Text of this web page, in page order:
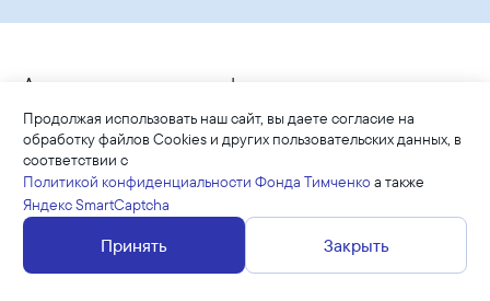
Академия кинематографического и театрального
искусства Н.С. Михалковаподводит итоги
целевой региональной программы,
проводившейся в регионах России при
поддержке Благотворительного фонда Елены и
Геннадия Тимченко. Программа проходила в
рамках приёмной кампании, и её основной целью
стало содействие профессиональному росту
Продолжая использовать наш сайт, вы даете согласие на
обработку файлов Cookies и других пользовательских данных, в
соответствии с
Политикой конфиденциальности Фонда Тимченко а также
Яндекс SmartCaptcha
Принять Закрыть